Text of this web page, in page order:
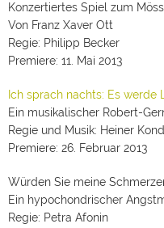
Konzertiertes Spiel zum
Von Franz Xaver Ott
Regie: Philipp Becker
Premiere: 11. Mai 2013
Ich sprach nachts: Es werde
Ein musikalischer Robert-
Regie und Musik: Heiner
Premiere: 26. Februar 2013
Würden Sie meine
Ein hypochondrischer
Regie: Petra Afonin